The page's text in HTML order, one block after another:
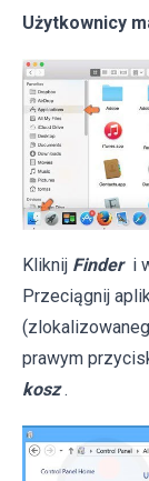
Użytkownicy
Kliknij Finder i
Przeciągnij
prawym
kosz .